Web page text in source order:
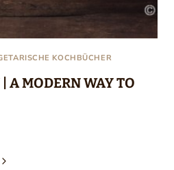
KOCHBÜCHER
A MODERN WAY TO
Nächste